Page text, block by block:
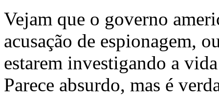
Vejam que o governo
acusação de espionagem,
estarem investigando a
Parece absurdo, mas é